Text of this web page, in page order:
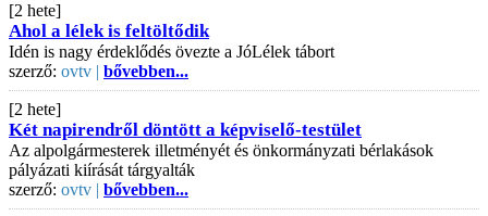
[2 hete]
Ahol a lélek is feltöltődik
Idén is nagy érdeklődés övezte a JóLélek tábort
szerző: ovtv | bővebben...
[2 hete]
Két napirendről döntött a képviselő-testület
Az alpolgármesterek illetményét és önkormányzati bérlakások
pályázati kiírását tárgyalták
szerző: ovtv | bővebben...